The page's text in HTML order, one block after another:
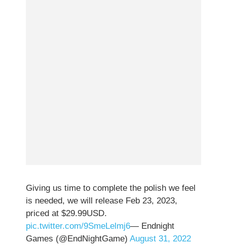
Giving us time to complete the polish we feel
is needed, we will release Feb 23, 2023,
priced at $29.99USD.
pic.twitter.com/9SmeLelmj6— Endnight
Games (@EndNightGame)August 31, 2022